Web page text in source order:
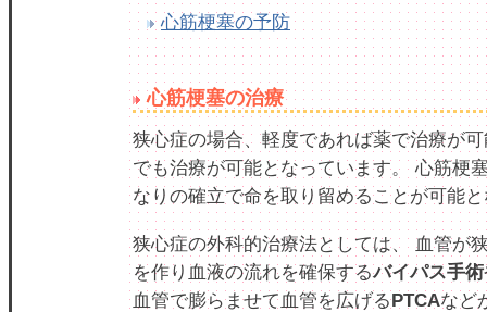
心筋梗塞の予防
心筋梗塞の治療
狭心症の場合、軽度であれば薬で治療が
でも治療が可能となっています。 心筋梗
なりの確立で命を取り留めることが可能
狭心症の外科的治療法としては、 血管が
を作り血液の流れを確保するバイパス手術
血管で膨らませて血管を広げるPTCAなど